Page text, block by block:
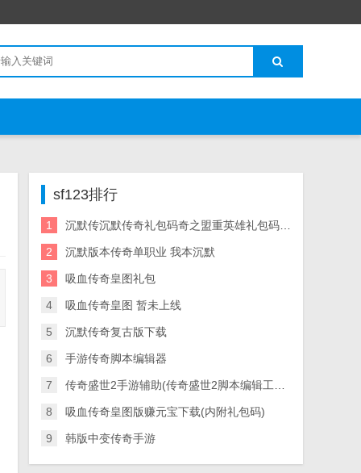
sf123排行
1 沉默传沉默传奇礼包码奇之盟重英雄礼包码大全 礼包码
2 沉默版本传奇单职业 我本沉默
3 吸血传奇皇图礼包
4 吸血传奇皇图 暂未上线
5 沉默传奇复古版下载
6 手游传奇脚本编辑器
7 传奇盛世2手游辅助(传奇盛世2脚本编辑工具)v1.9.8 升级版
8 吸血传奇皇图版赚元宝下载(内附礼包码)
9 韩版中变传奇手游